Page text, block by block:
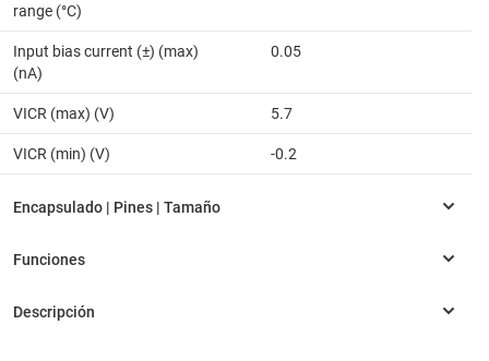
range (°C)
Input bias current (±) (max)
(nA)
0.05
VICR (max) (V) 5.7
VICR (min) (V) -0.2